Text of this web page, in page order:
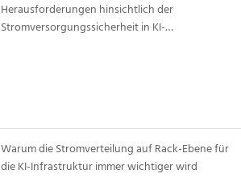
Herausforderungen hinsichtlich der
Stromversorgungssicherheit in KI-
Warum die Stromverteilung auf Rack-Ebene für
die KI-Infrastruktur immer wichtiger wird